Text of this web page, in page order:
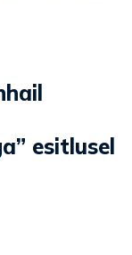
esitlusel